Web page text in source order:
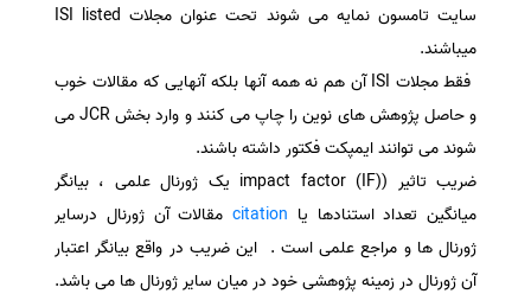
سفارش ترجمه همزمان
سفارش چکیده گرافیکی
سفارش تهیه کاورلتر
سفارش انگیزه‌نامه‌SOP
سایت تامسون نمایه می شوند تحت عنوان مجلات ISI listed
میباشند.
فقط مجلات ISI آن هم نه همه آنها بلکه آنهایی که مقالات خوب
و حاصل پژوهش های نوین را چاپ می کنند و وارد بخش JCR می
شوند می توانند ایمپکت فکتور داشته باشند.
ضریب تاثیر (impact factor (IF) یک ژورنال علمی ، بیانگر
میانگین تعداد استنادها یا citation مقالات آن ژورنال درسایر
ژورنال ها و مراجع علمی است . این ضریب در واقع بیانگر اعتبار
آن ژورنال در زمینه پژوهشی خود در میان سایر ژورنال ها می باشد.